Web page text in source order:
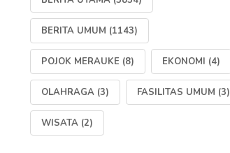
BERITA UMUM (1143)
POJOK MERAUKE (8) EKONOMI (4)
OLAHRAGA (3) FASILITAS UMUM (3)
WISATA (2)